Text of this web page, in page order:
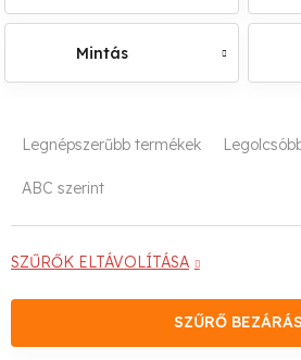
Mintás
T
m
é
k
Legnépszerűbb termékek
ABC szerint
SZŰRŐK ELTÁVOLÍTÁSA
SZŰRŐ